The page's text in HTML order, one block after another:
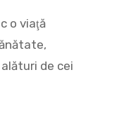
o viaţă
de cei